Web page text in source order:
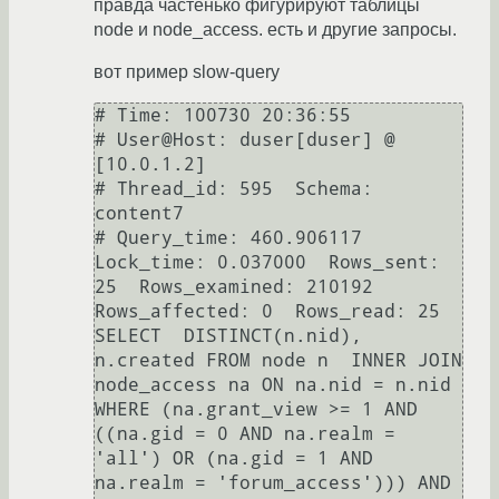
правда частенько фигурируют таблицы
node и node_access. есть и другие запросы.
вот пример slow-query
# Time: 100730 20:36:55
# User@Host: duser[duser] @
[10.0.1.2]
# Thread_id: 595  Schema:
content7
# Query_time: 460.906117
Lock_time: 0.037000  Rows_sent:
25  Rows_examined: 210192
Rows_affected: 0  Rows_read: 25
SELECT  DISTINCT(n.nid),
n.created FROM node n  INNER JOIN
node_access na ON na.nid = n.nid
WHERE (na.grant_view >= 1 AND
((na.gid = 0 AND na.realm =
'all') OR (na.gid = 1 AND
na.realm = 'forum_access'))) AND